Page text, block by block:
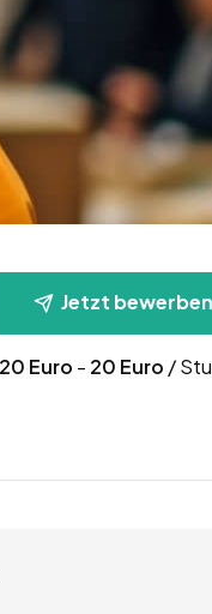
Jetzt bewerben
20 Euro - 20 Euro /